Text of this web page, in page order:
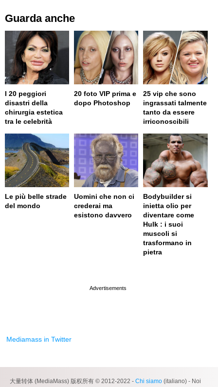
Guarda anche
I 20 peggiori
disastri della
chirurgia estetica
tra le celebrità
20 foto VIP prima e
dopo Photoshop
25 vip che sono
ingrassati talmente
tanto da essere
irriconoscibili
Le più belle strade
del mondo
Uomini che non ci
crederai ma
esistono davvero
Bodybuilder si
inietta olio per
diventare come
Hulk : i suoi
muscoli si
trasformano in
pietra
Mediamass in Twitter
大量转体 (MediaMass) 版权所有 © 2012-2022 - Chi siamo (italiano) - Noi